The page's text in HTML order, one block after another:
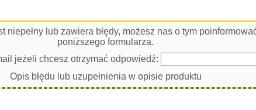
niepełny lub zawiera błędy, możesz nas o tym
poniższego formularza.
jeżeli chcesz otrzymać odpowiedź:
Opis błędu lub uzupełnienia w opisie produktu